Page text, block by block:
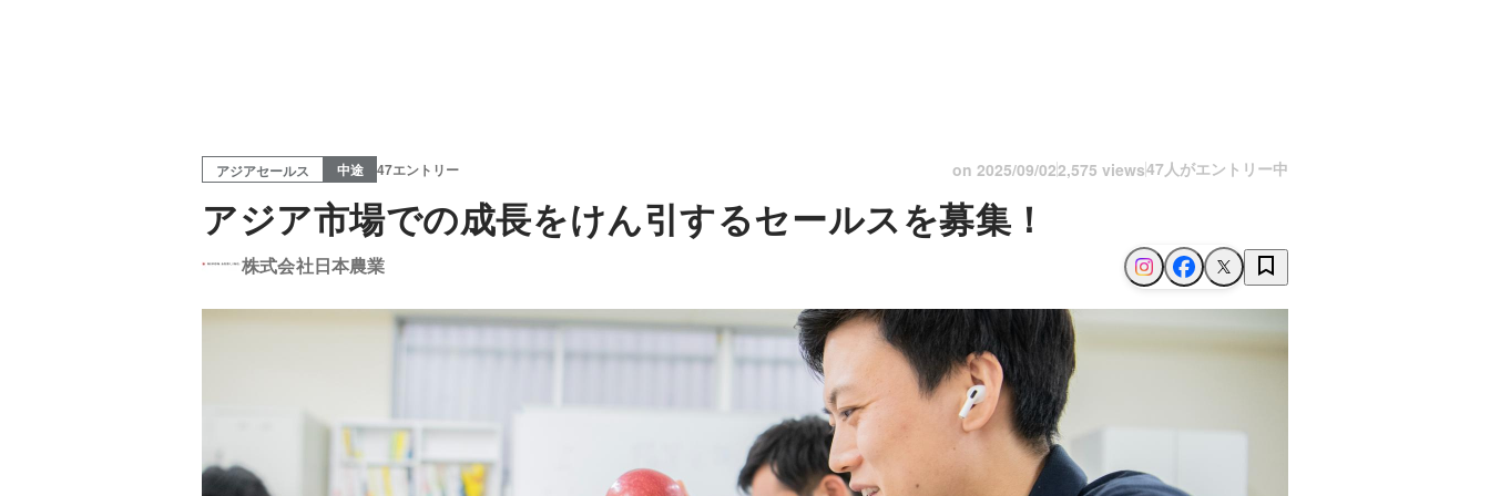
アジアセールス 中途 47エントリー on 2025/09/022,575 views47人がエントリー中
アジア市場での成長をけん引するセールスを募集！
株式会社日本農業